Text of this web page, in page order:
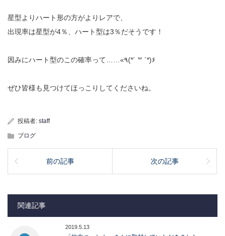
星型よりハート形の方がよりレアで、
出現率は星型が4％、ハート型は3％だそうです！
因みにハート型のこの確率って……«٩(*´ ꒳ `*)۶
ぜひ皆様も見つけてほっこりしてくださいね。
投稿者: staff
ブログ
前の記事 次の記事
関連記事
2019.5.13